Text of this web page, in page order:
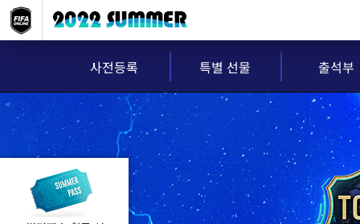
사전등록 특별 선물 출석부